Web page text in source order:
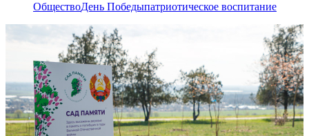
ОбществоДень Победыпатриотическое воспитание